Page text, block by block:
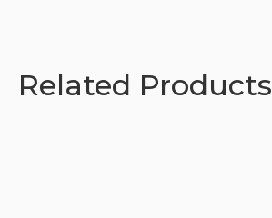
Related Products